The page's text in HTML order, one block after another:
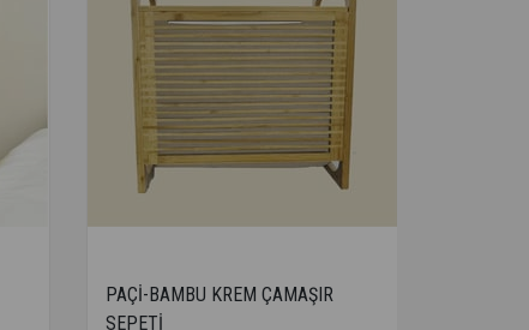
PAÇİ-BAMBU KREM ÇAMAŞIR